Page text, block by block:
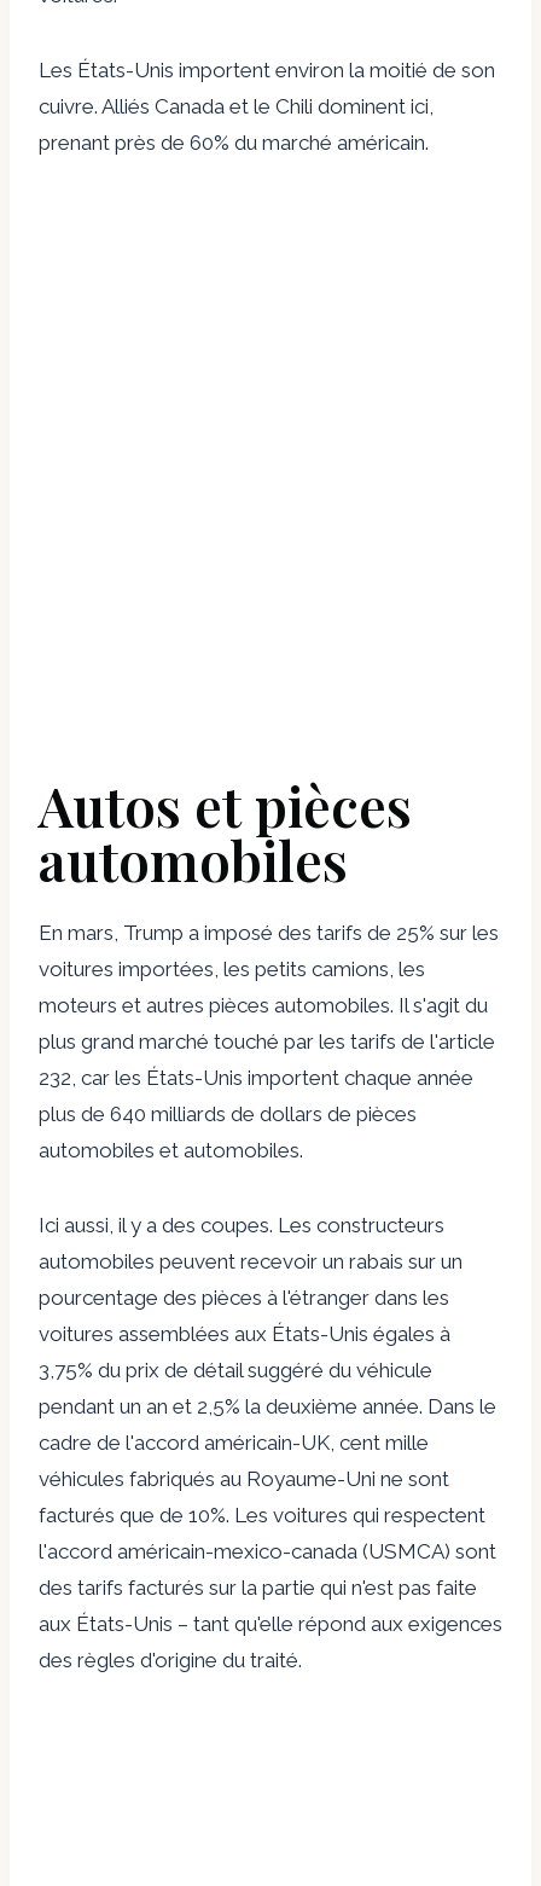
Les États-Unis importent environ la moitié de son
cuivre. Alliés Canada et le Chili dominent ici,
prenant près de 60% du marché américain.
Autos et pièces
automobiles
En mars, Trump a imposé des tarifs de 25% sur les
voitures importées, les petits camions, les
moteurs et autres pièces automobiles. Il s'agit du
plus grand marché touché par les tarifs de l'article
232, car les États-Unis importent chaque année
plus de 640 milliards de dollars de pièces
automobiles et automobiles.
Ici aussi, il y a des coupes. Les constructeurs
automobiles peuvent recevoir un rabais sur un
pourcentage des pièces à l'étranger dans les
voitures assemblées aux États-Unis égales à
3,75% du prix de détail suggéré du véhicule
pendant un an et 2,5% la deuxième année. Dans le
cadre de l'accord américain-UK, cent mille
véhicules fabriqués au Royaume-Uni ne sont
facturés que de 10%. Les voitures qui respectent
l'accord américain-mexico-canada (USMCA) sont
des tarifs facturés sur la partie qui n'est pas faite
aux États-Unis – tant qu'elle répond aux exigences
des règles d'origine du traité.